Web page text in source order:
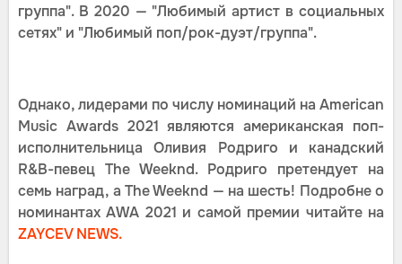
группа". В 2020 — "Любимый артист в социальных
сетях" и "Любимый поп/рок-дуэт/группа".
Однако, лидерами по числу номинаций на American
Music Awards 2021 являются американская поп-
исполнительница Оливия Родриго и канадский
R&B-певец The Weeknd. Родриго претендует на
семь наград, а The Weeknd — на шесть! Подробне о
номинантах AWA 2021 и самой премии читайте на
ZAYCEV NEWS.